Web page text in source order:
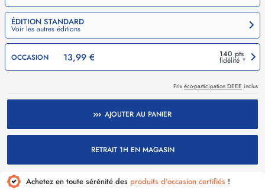
ÉDITION STANDARD
Voir les autres éditions
OCCASION 13,99 € 140 pts
fidélité *
Prix éco-participation DEEE inclus
AJOUTER AU PANIER
RETRAIT 1H EN MAGASIN
Achetez en toute sérénité des produits d’occasion certifiés !